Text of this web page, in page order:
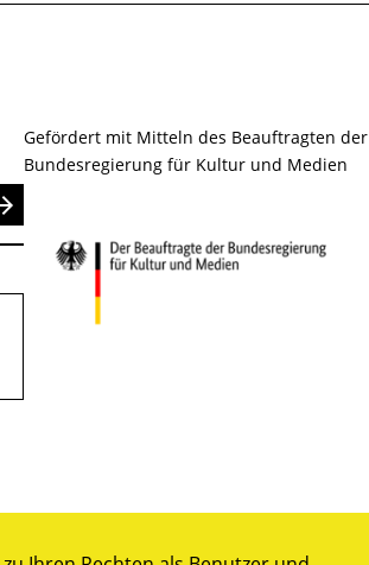
Gefördert mit Mitteln des Beauftragten der
Bundesregierung für Kultur und Medien